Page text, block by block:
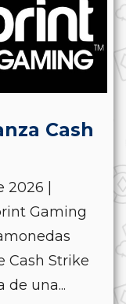
Cash
|
Gaming
Cash Strike
de una...